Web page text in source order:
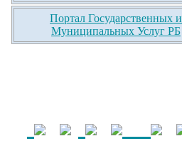
Портал Государственных и
Муниципальных Услуг РБ